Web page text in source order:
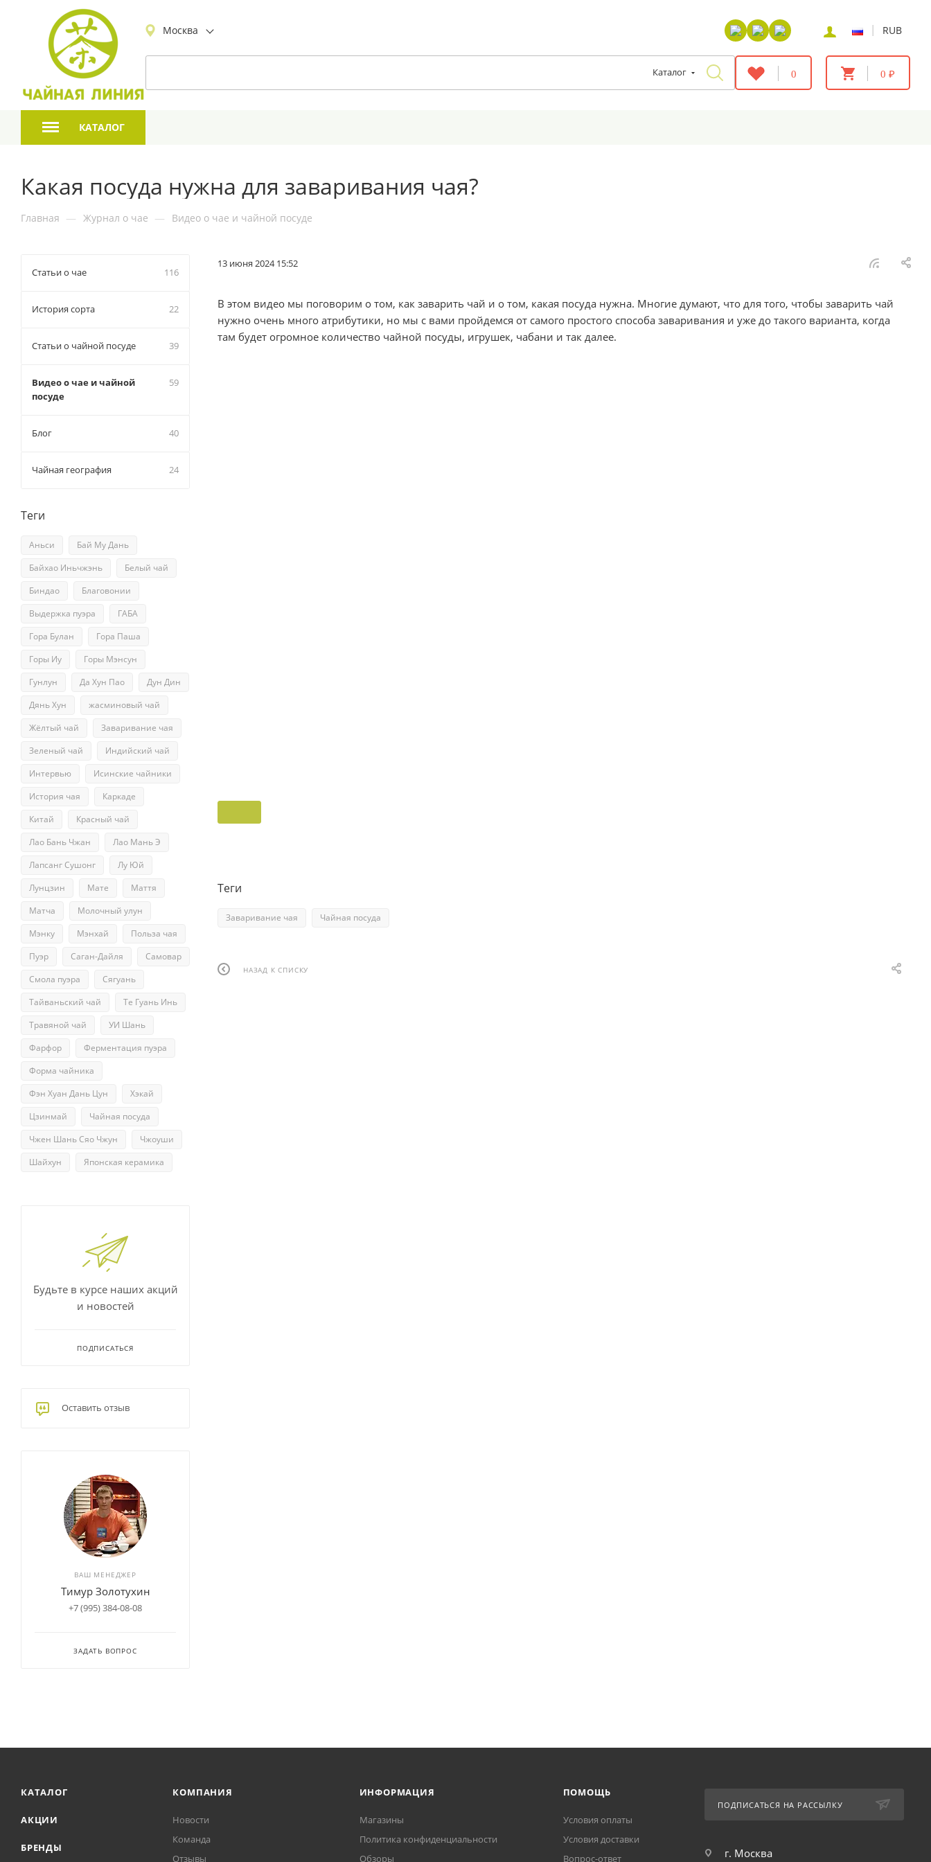
Москва | RUB
Каталог 0 0 ₽
КАТАЛОГ
Какая посуда нужна для заваривания чая?
Главная — Журнал о чае — Видео о чае и чайной посуде
13 июня 2024 15:52
В этом видео мы поговорим о том, как заварить чай и о том, какая посуда нужна. Многие думают, что для того, чтобы заварить чай
нужно очень много атрибутики, но мы с вами пройдемся от самого простого способа заваривания и уже до такого варианта, когда
там будет огромное количество чайной посуды, игрушек, чабани и так далее.
Теги
Заваривание чая Чайная посуда
НАЗАД К СПИСКУ
Статьи о чае 116
История сорта 22
Статьи о чайной посуде 39
Видео о чае и чайной
посуде
59
Блог 40
Чайная география 24
Теги
Аньси
Бай Му Дань
Байхао Иньчжэнь
Белый чай
Биндао
Благовонии
Выдержка пуэра
ГАБА
Гора Булан
Гора Паша
Горы Иу
Горы Мэнсун
Гунлун
Да Хун Пао
Дун Дин
Дянь Хун
жасминовый чай
Жёлтый чай
Заваривание чая
Зеленый чай
Индийский чай
Интервью
Исинские чайники
История чая
Каркаде
Китай
Красный чай
Лао Бань Чжан
Лао Мань Э
Лапсанг Сушонг
Лу Юй
Лунцзин
Мате
Маття
Матча
Молочный улун
Мэнку
Мэнхай
Польза чая
Пуэр
Саган-Дайля
Самовар
Смола пуэра
Сягуань
Тайваньский чай
Те Гуань Инь
Травяной чай
УИ Шань
Фарфор
Ферментация пуэра
Форма чайника
Фэн Хуан Дань Цун
Хэкай
Цзинмай
Чайная посуда
Чжен Шань Сяо Чжун
Чжоуши
Шайхун
Японская керамика
Будьте в курсе наших акций
и новостей
ПОДПИСАТЬСЯ
Оставить отзыв
ВАШ МЕНЕДЖЕР
Тимур Золотухин
+7 (995) 384-08-08
ЗАДАТЬ ВОПРОС
КАТАЛОГ
АКЦИИ
БРЕНДЫ
КОМПАНИЯ
Новости
Команда
Отзывы
ИНФОРМАЦИЯ
Магазины
Политика конфиденциальности
Обзоры
ПОМОЩЬ
Условия оплаты
Условия доставки
Вопрос-ответ
ПОДПИСАТЬСЯ НА РАССЫЛКУ
г. Москва